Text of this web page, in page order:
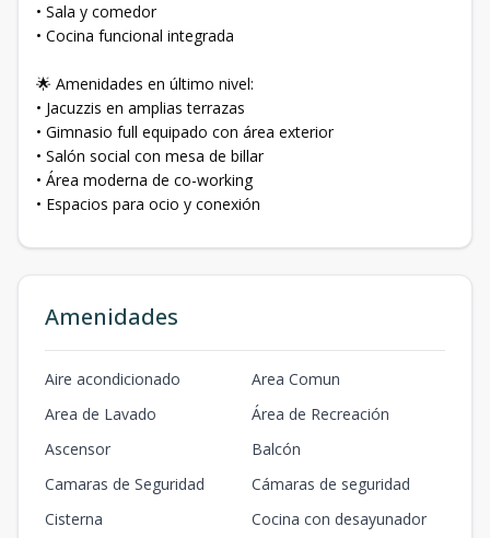
• Sala y comedor
• Cocina funcional integrada
🌟 Amenidades en último nivel:
• Jacuzzis en amplias terrazas
• Gimnasio full equipado con área exterior
• Salón social con mesa de billar
• Área moderna de co-working
• Espacios para ocio y conexión
Amenidades
Aire acondicionado
Area Comun
Area de Lavado
Área de Recreación
Ascensor
Balcón
Camaras de Seguridad
Cámaras de seguridad
Cisterna
Cocina con desayunador